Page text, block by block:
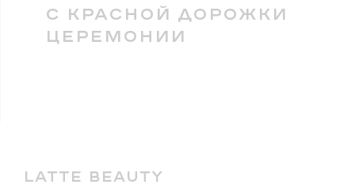
С КРАСНОЙ ДОРОЖКИ
ЦЕРЕМОНИИ
LATTE BEAUTY